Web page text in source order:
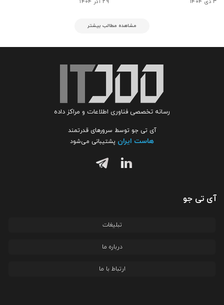
مشاهده مطالب بیشتر
رسانه تخصصی فناوری اطلاعات و مراکز داده
آی تی جو توسط سرورهای قدرتمند
هاست ایران پشتیبانی می‌شود
آی تی جو
تبلیغات
درباره ما
ارتباط با ما